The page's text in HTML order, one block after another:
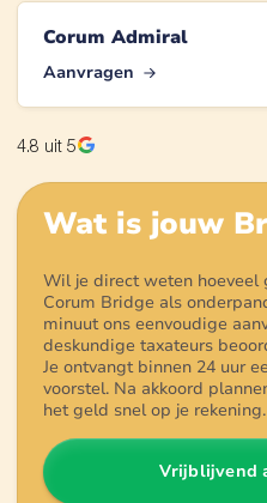
Corum Admiral
Aanvragen
4.8 uit 5
Wat is jouw
Wil je direct weten hoeveel
Corum Bridge als
minuut ons eenvoudige
deskundige taxateurs
Je ontvangt binnen 24 uur
voorstel. Na akkoord
het geld snel op je rekening.
Vrijblijvend